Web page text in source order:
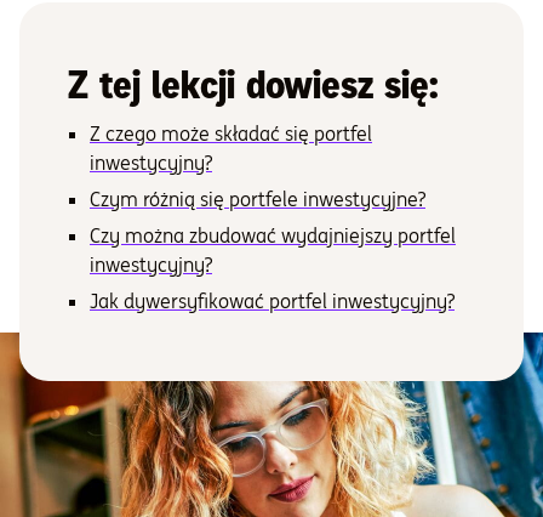
Blog
Centrum pomocy
Informacje i dokumenty
Otwórz konto
Zaloguj
Z tej lekcji dowiesz się:
Z czego może składać się portfel
inwestycyjny?
Czym różnią się portfele inwestycyjne?
Czy można zbudować wydajniejszy portfel
inwestycyjny?
Jak dywersyfikować portfel inwestycyjny?